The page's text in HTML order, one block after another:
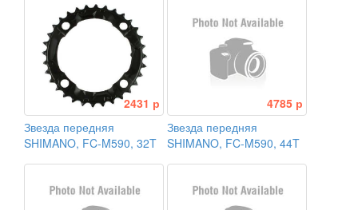
2431 р
Звезда передняя
SHIMANO, FC-M590, 32T
4785 р
Звезда передняя
SHIMANO, FC-M590, 44T